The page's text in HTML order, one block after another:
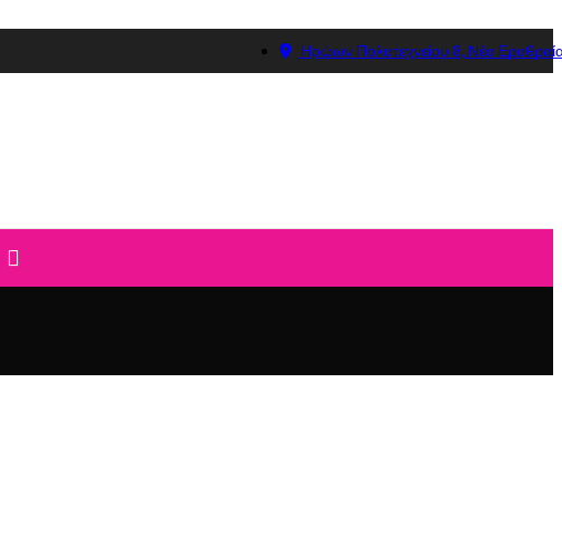
Ηρώων Πολυτεχνείου 8, Νέα